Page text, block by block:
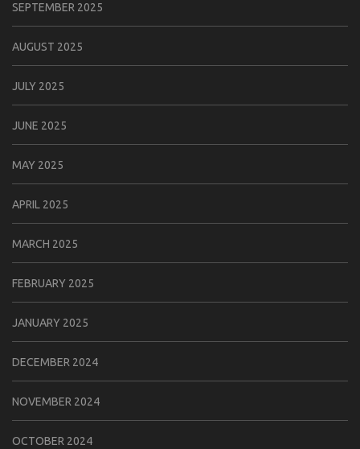
SEPTEMBER 2025
AUGUST 2025
JULY 2025
JUNE 2025
MAY 2025
APRIL 2025
MARCH 2025
FEBRUARY 2025
JANUARY 2025
DECEMBER 2024
NOVEMBER 2024
OCTOBER 2024